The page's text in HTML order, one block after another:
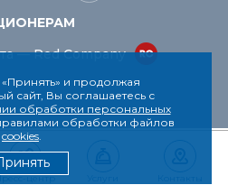
— Red Company
центр
и продолжая
сайт, Вы соглашаетесь с
обработки персональных
обработки файлов
cookies.